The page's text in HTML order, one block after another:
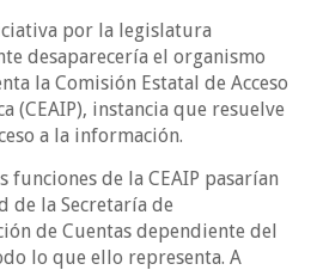
por la legislatura
desaparecería el organismo
la Comisión Estatal de Acceso
(CEAIP), instancia que resuelve
a la información.
funciones de la CEAIP pasarían
de la Secretaría de
de Cuentas dependiente del
lo que ello representa. A